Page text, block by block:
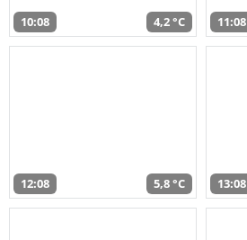
10:08 4,2 °C 11:08
12:08 5,8 °C 13:08